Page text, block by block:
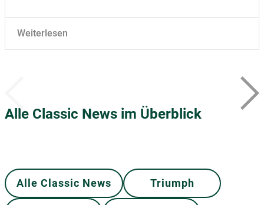
Weiterlesen
Alle Classic News im Überblick
Alle Classic News Triumph